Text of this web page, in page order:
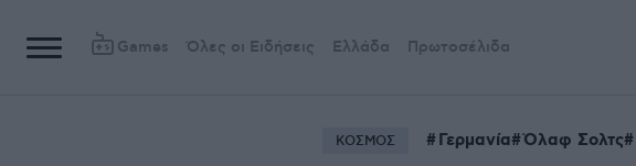
Games Όλες οι Ειδήσεις Ελλάδα Πρωτοσέλιδα
ΚΟΣΜΟΣ Γερμανία Όλαφ Σολτς